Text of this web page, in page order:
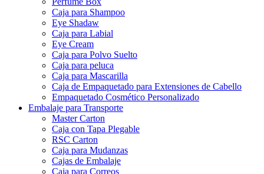
Caja para Shampoo
Eye Shadaw
Caja para Labial
Eye Cream
Caja para Polvo Suelto
Caja para peluca
Caja para Mascarilla
Caja de Empaquetado para Extensiones de Cabello
Empaquetado Cosmético Personalizado
Embalaje para Transporte
Master Carton
Caja con Tapa Plegable
RSC Carton
Caja para Mudanzas
Cajas de Embalaje
Caja para Correos